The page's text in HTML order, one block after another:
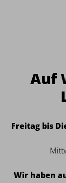
Auf
Freitag bis
Wir haben